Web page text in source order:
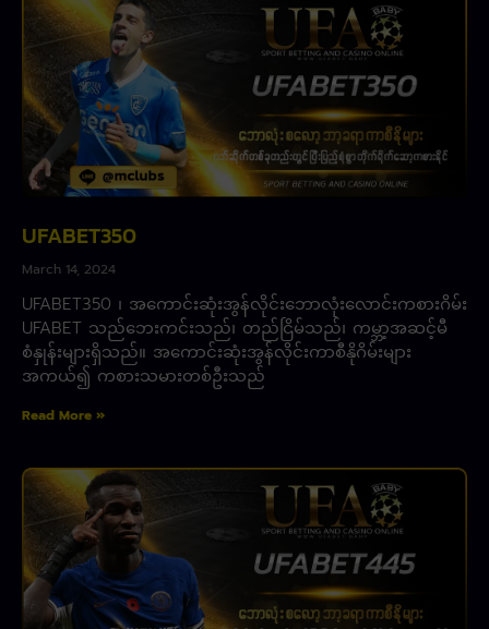
UFABET350
March 14, 2024
UFABET350 ၊ အကောင်းဆုံးအွန်လိုင်းဘောလုံးလောင်းကစားဂိမ်း
UFABET သည်ဘေးကင်းသည်၊ တည်ငြိမ်သည်၊ ကမ္ဘာ့အဆင့်မီ
စံနှုန်းများရှိသည်။ အကောင်းဆုံးအွန်လိုင်းကာစီနိုဂိမ်းများ
အကယ်၍ ကစားသမားတစ်ဦးသည်
Read More »